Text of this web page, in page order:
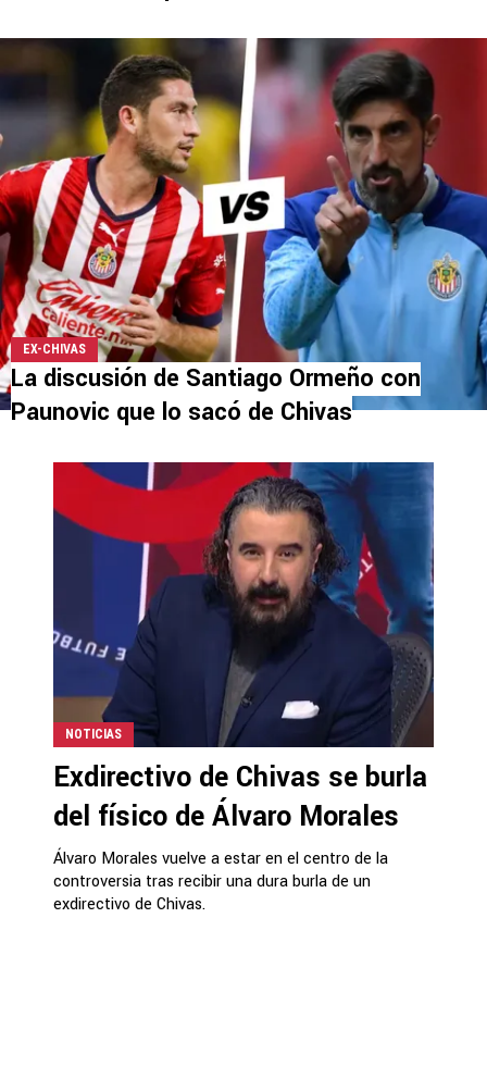
EX-CHIVAS
La discusión de Santiago Ormeño con
Paunovic que lo sacó de Chivas
NOTICIAS
Exdirectivo de Chivas se burla
del físico de Álvaro Morales
Álvaro Morales vuelve a estar en el centro de la
controversia tras recibir una dura burla de un
exdirectivo de Chivas.